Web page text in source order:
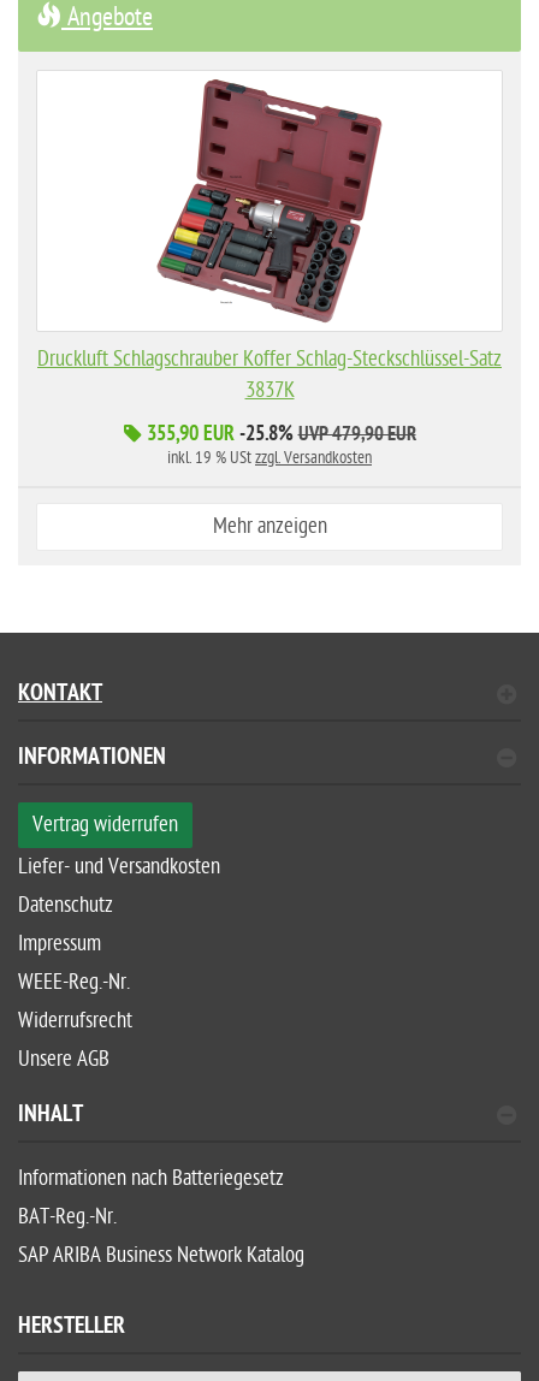
Angebote
Druckluft Schlagschrauber Koffer Schlag-Steckschlüssel-Satz
3837K
355,90 EUR -25.8% UVP 479,90 EUR
inkl. 19 % UStzzgl. Versandkosten
Mehr anzeigen
KONTAKT
INFORMATIONEN
Vertrag widerrufen
Liefer- und Versandkosten
Datenschutz
Impressum
WEEE-Reg.-Nr.
Widerrufsrecht
Unsere AGB
INHALT
Informationen nach Batteriegesetz
BAT-Reg.-Nr.
SAP ARIBA Business Network Katalog
HERSTELLER